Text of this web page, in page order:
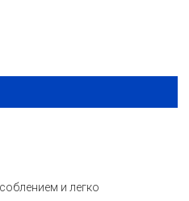
и легко